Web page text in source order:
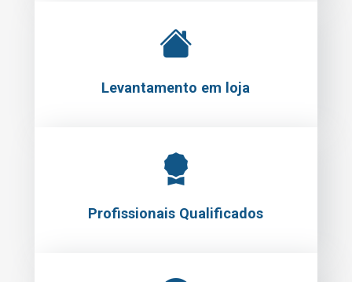
Levantamento em loja
Profissionais Qualificados